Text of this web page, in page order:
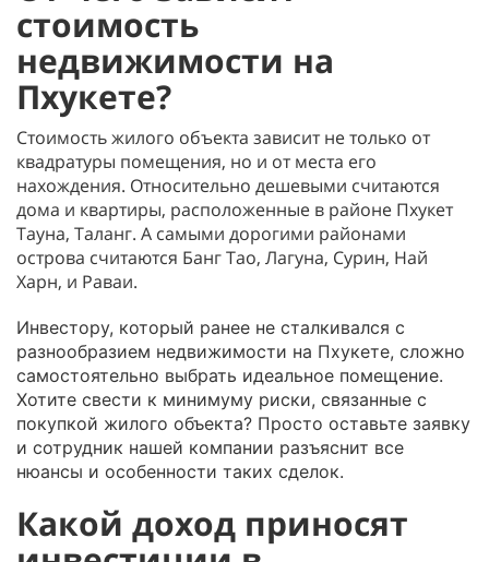
стоимость
недвижимости на
Пхукете?
Стоимость жилого объекта зависит не только от
квадратуры помещения, но и от места его
нахождения. Относительно дешевыми считаются
дома и квартиры, расположенные в районе Пхукет
Тауна, Таланг. А самыми дорогими районами
острова считаются Банг Тао, Лагуна, Сурин, Най
Харн, и Раваи.
Инвестору, который ранее не сталкивался с
разнообразием недвижимости на Пхукете, сложно
самостоятельно выбрать идеальное помещение.
Хотите свести к минимуму риски, связанные с
покупкой жилого объекта? Просто оставьте заявку
и сотрудник нашей компании разъяснит все
нюансы и особенности таких сделок.
Какой доход приносят